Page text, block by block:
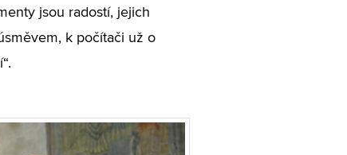
jsou radostí, jejich
k počítači už o